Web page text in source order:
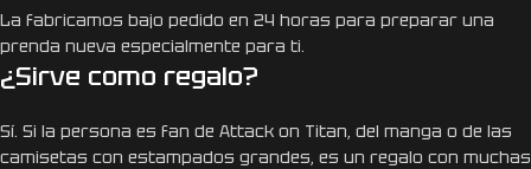
La fabricamos bajo pedido en 24 horas para preparar una
prenda nueva especialmente para ti.
¿Sirve como regalo?
Sí. Si la persona es fan de Attack on Titan, del manga o de las
camisetas con estampados grandes, es un regalo con muchas